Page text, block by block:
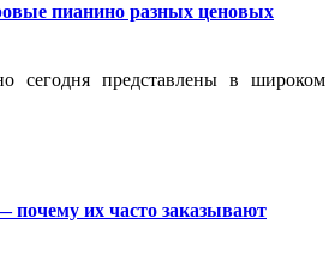
пианино разных ценовых
сегодня представлены в широком
почему их часто заказывают